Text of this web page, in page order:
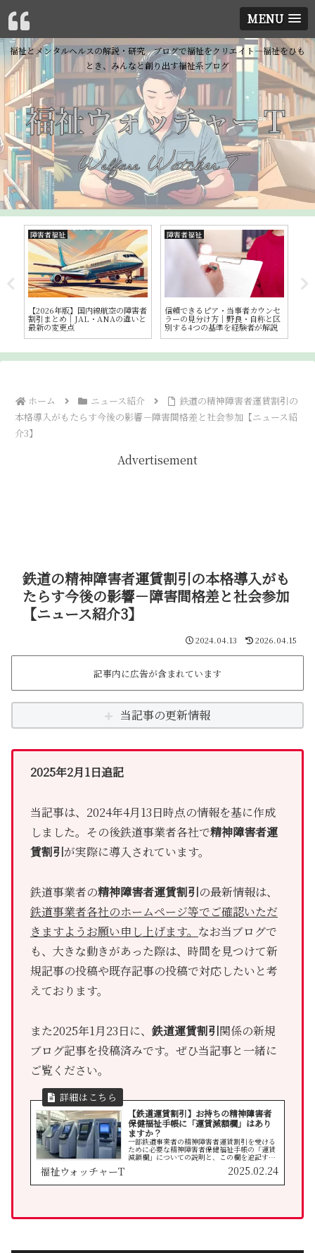
MENU
福祉とメンタルヘルスの解説・研究 ブログで福祉をクリエイト―福祉をひも
とき、みんなと創り出す福祉系ブログ
障害者福祉
【2026年版】国内線航空の障害者
割引まとめ｜JAL・ANAの違いと
最新の変更点
障害者福祉
信頼できるピア・当事者カウンセ
ラーの見分け方｜野良・自称と区
別する4つの基準を経験者が解説
ホーム ニュース紹介
鉄道の精神障害者運賃割引の
本格導入がもたらす今後の影響－障害間格差と社会参加【ニュース紹
介3】
Advertisement
鉄道の精神障害者運賃割引の本格導入がも
たらす今後の影響－障害間格差と社会参加
【ニュース紹介3】
2024.04.13 2026.04.15
記事内に広告が含まれています
当記事の更新情報
2025年2月1日追記
当記事は、2024年4月13日時点の情報を基に作成
しました。その後鉄道事業者各社で精神障害者運
賃割引が実際に導入されています。
鉄道事業者の精神障害者運賃割引の最新情報は、
鉄道事業者各社のホームページ等でご確認いただ
きますようお願い申し上げます。 なお当ブログで
も、大きな動きがあった際は、時間を見つけて新
規記事の投稿や既存記事の投稿で対応したいと考
えております。
また2025年1月23日に、 鉄道運賃割引関係の新規
ブログ記事を投稿済みです。ぜひ当記事と一緒に
ご覧ください。
【鉄道運賃割引】お持ちの精神障害者
保健福祉手帳に「運賃減額欄」はあり
ますか？
一部鉄道事業者の精神障害者運賃割引を受ける
ために必要な精神障害者保健福祉手帳の「運賃
減額欄」についての説明と、この欄を追記する
福祉ウォッチャーT 2025.02.24